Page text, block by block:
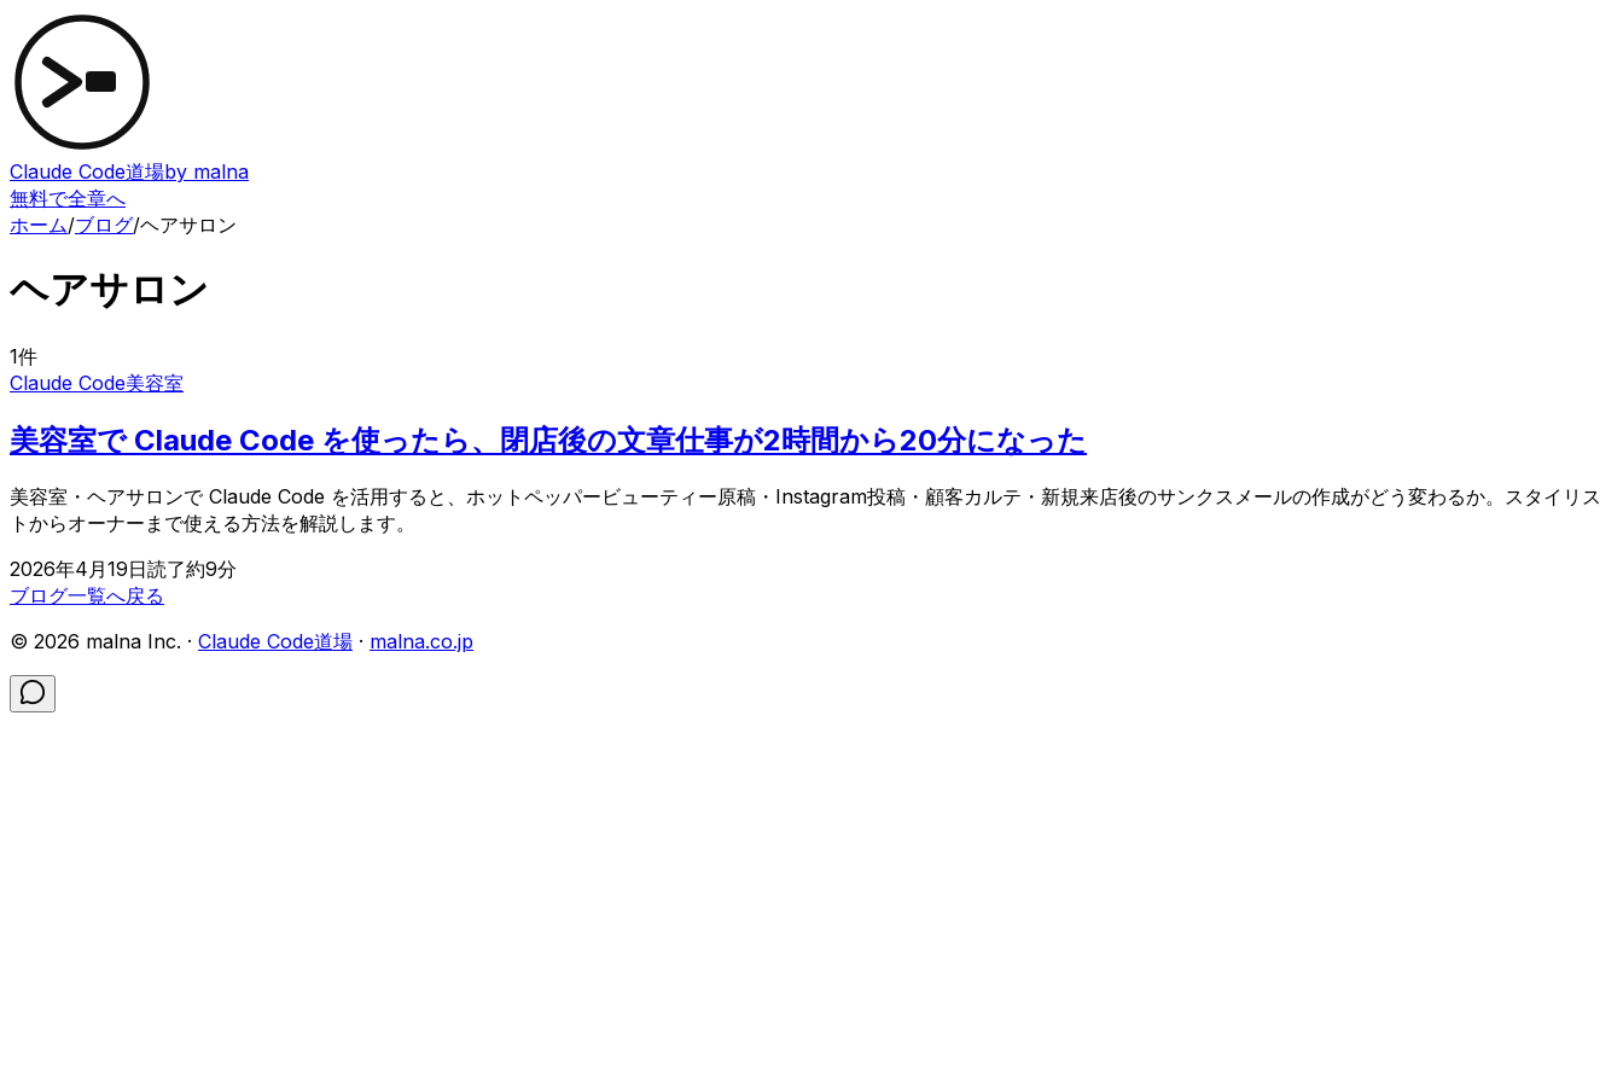
Claude Code道場by malna
無料で全章へ
ホーム/ブログ/ヘアサロン
ヘアサロン
1件
Claude Code美容室
美容室で Claude Code を使ったら、閉店後の文章仕事が2時間から20分になった
美容室・ヘアサロンで Claude Code を活用すると、ホットペッパービューティー原稿・Instagram投稿・顧客カルテ・新規来店後のサンクスメールの作成がどう変わるか。スタイリス
トからオーナーまで使える方法を解説します。
2026年4月19日読了約9分
ブログ一覧へ戻る
© 2026 malna Inc. · Claude Code道場 · malna.co.jp